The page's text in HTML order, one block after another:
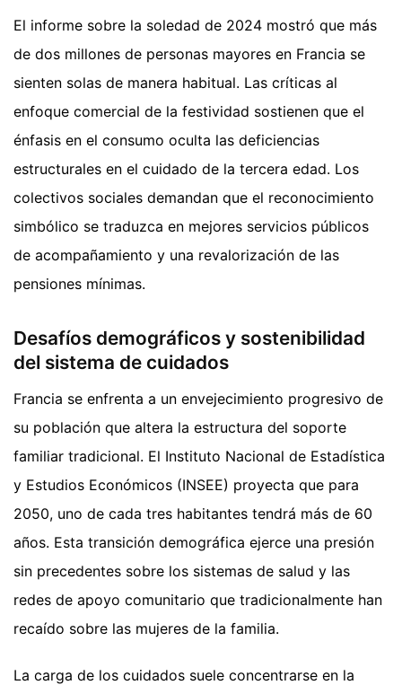
El informe sobre la soledad de 2024 mostró que más
de dos millones de personas mayores en Francia se
sienten solas de manera habitual. Las críticas al
enfoque comercial de la festividad sostienen que el
énfasis en el consumo oculta las deficiencias
estructurales en el cuidado de la tercera edad. Los
colectivos sociales demandan que el reconocimiento
simbólico se traduzca en mejores servicios públicos
de acompañamiento y una revalorización de las
pensiones mínimas.
Desafíos demográficos y sostenibilidad
del sistema de cuidados
Francia se enfrenta a un envejecimiento progresivo de
su población que altera la estructura del soporte
familiar tradicional. El Instituto Nacional de Estadística
y Estudios Económicos (INSEE) proyecta que para
2050, uno de cada tres habitantes tendrá más de 60
años. Esta transición demográfica ejerce una presión
sin precedentes sobre los sistemas de salud y las
redes de apoyo comunitario que tradicionalmente han
recaído sobre las mujeres de la familia.
La carga de los cuidados suele concentrarse en la